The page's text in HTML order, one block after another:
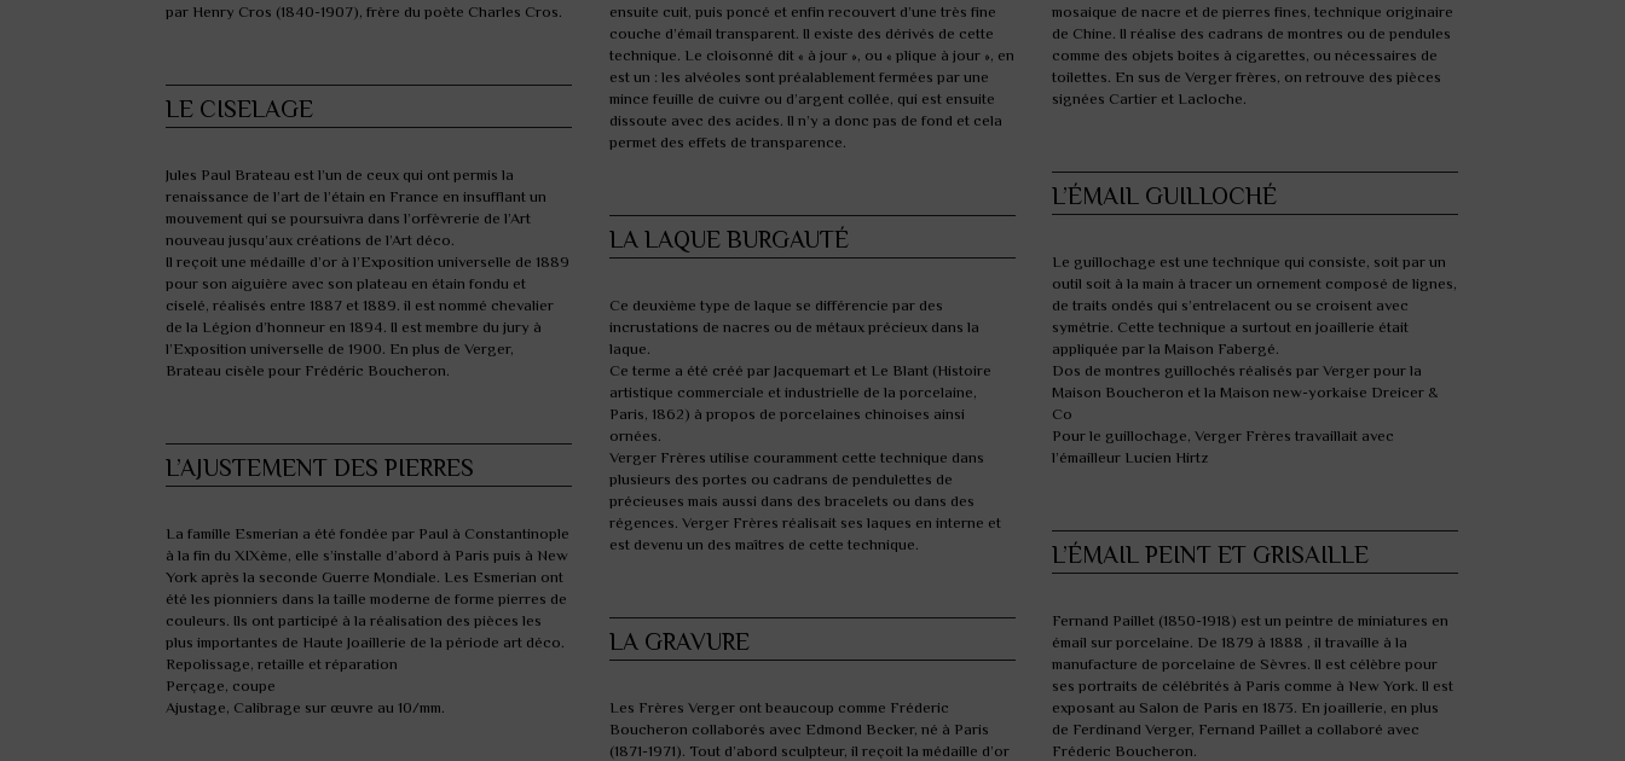
par Henry Cros (1840-1907), frère du poète Charles Cros.
LE CISELAGE
Jules Paul Brateau est l’un de ceux qui ont permis la
renaissance de l’art de l’étain en France en insufflant un
mouvement qui se poursuivra dans l’orfèvrerie de l’Art
nouveau jusqu’aux créations de l’Art déco.
Il reçoit une médaille d’or à l’Exposition universelle de 1889
pour son aiguière avec son plateau en étain fondu et
ciselé, réalisés entre 1887 et 1889. il est nommé chevalier
de la Légion d’honneur en 1894. Il est membre du jury à
l’Exposition universelle de 1900. En plus de Verger,
Brateau cisèle pour Frédéric Boucheron.
L’AJUSTEMENT DES PIERRES
L a famille Esmerian a été fondée par Paul à Constantinople
à la fin du XIXème, elle s’installe d’abord à Paris puis à New
York après la seconde Guerre Mondiale. Les Esmerian ont
été les pionniers dans la taille moderne de forme pierres de
couleurs. Ils ont participé à la réalisation des pièces les
plus importantes de Haute Joaillerie de la période art déco.
Repolissage, retaille et réparation
Perçage, coupe
Ajustage, Calibrage sur œuvre au 10/mm.
ensuite cuit, puis poncé et enfin recouvert d’une très fine
couche d’émail transparent. Il existe des dérivés de cette
technique. Le cloisonné dit « à jour », ou « plique à jour », en
est un : les alvéoles sont préalablement fermées par une
mince feuille de cuivre ou d’argent collée, qui est ensuite
dissoute avec des acides. Il n’y a donc pas de fond et cela
permet des effets de transparence.
LA LAQUE BURGAUTÉ
Ce deuxième type de laque se différencie par des
incrustations de nacres ou de métaux précieux dans la
laque.
Ce terme a été créé par Jacquemart et Le Blant (Histoire
artistique commerciale et industrielle de la porcelaine,
Paris, 1862) à propos de porcelaines chinoises ainsi
ornées.
Verger Frères utilise couramment cette technique dans
plusieurs des portes ou cadrans de pendulettes de
précieuses mais aussi dans des bracelets ou dans des
régences. Verger Frères réalisait ses laques en interne et
est devenu un des maîtres de cette technique.
LA GRAVURE
L es Frères Verger ont beaucoup comme Fréderic
Boucheron collaborés avec Edmond Becker, né à Paris
(1871-1971). Tout d’abord sculpteur, il reçoit la médaille d’or
mosaique de nacre et de pierres fines, technique originaire
de Chine. Il réalise des cadrans de montres ou de pendules
comme des objets boites à cigarettes, ou nécessaires de
toilettes. En sus de Verger frères, on retrouve des pièces
signées Cartier et Lacloche.
L’ÉMAIL GUILLOCHÉ
L e guillochage est une technique qui consiste, soit par un
outil soit à la main à tracer un ornement composé de lignes,
de traits ondés qui s’entrelacent ou se croisent avec
symétrie. Cette technique a surtout en joaillerie était
appliquée par la Maison Fabergé.
Dos de montres guillochés réalisés par Verger pour la
Maison Boucheron et la Maison new-yorkaise Dreicer &
Co
Pour le guillochage, Verger Frères travaillait avec
l’émailleur Lucien Hirtz
L’ÉMAIL PEINT ET GRISAILLE
Fernand Paillet (1850-1918) est un peintre de miniatures en
émail sur porcelaine. De 1879 à 1888 , il travaille à la
manufacture de porcelaine de Sèvres. Il est célèbre pour
ses portraits de célébrités à Paris comme à New York. Il est
exposant au Salon de Paris en 1873. En joaillerie, en plus
de Ferdinand Verger, Fernand Paillet a collaboré avec
Fréderic Boucheron.